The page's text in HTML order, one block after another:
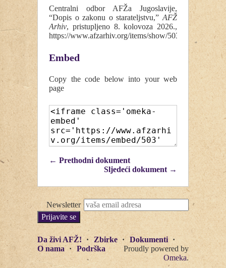
Centralni odbor AFŽa Jugoslavije,
“Dopis o zakonu o starateljstvu,”AFŽ
Arhiv, pristupljeno 8. kolovoza 2026.,
https://www.afzarhiv.org/items/show/503
Embed
Copy the code below into your web
page
← Prethodni dokument
Sljedeći dokument →
Newsletter
Da živi AFŽ! Zbirke
Dokumenti
O nama
Podrška
Proudly powered by
Omeka.